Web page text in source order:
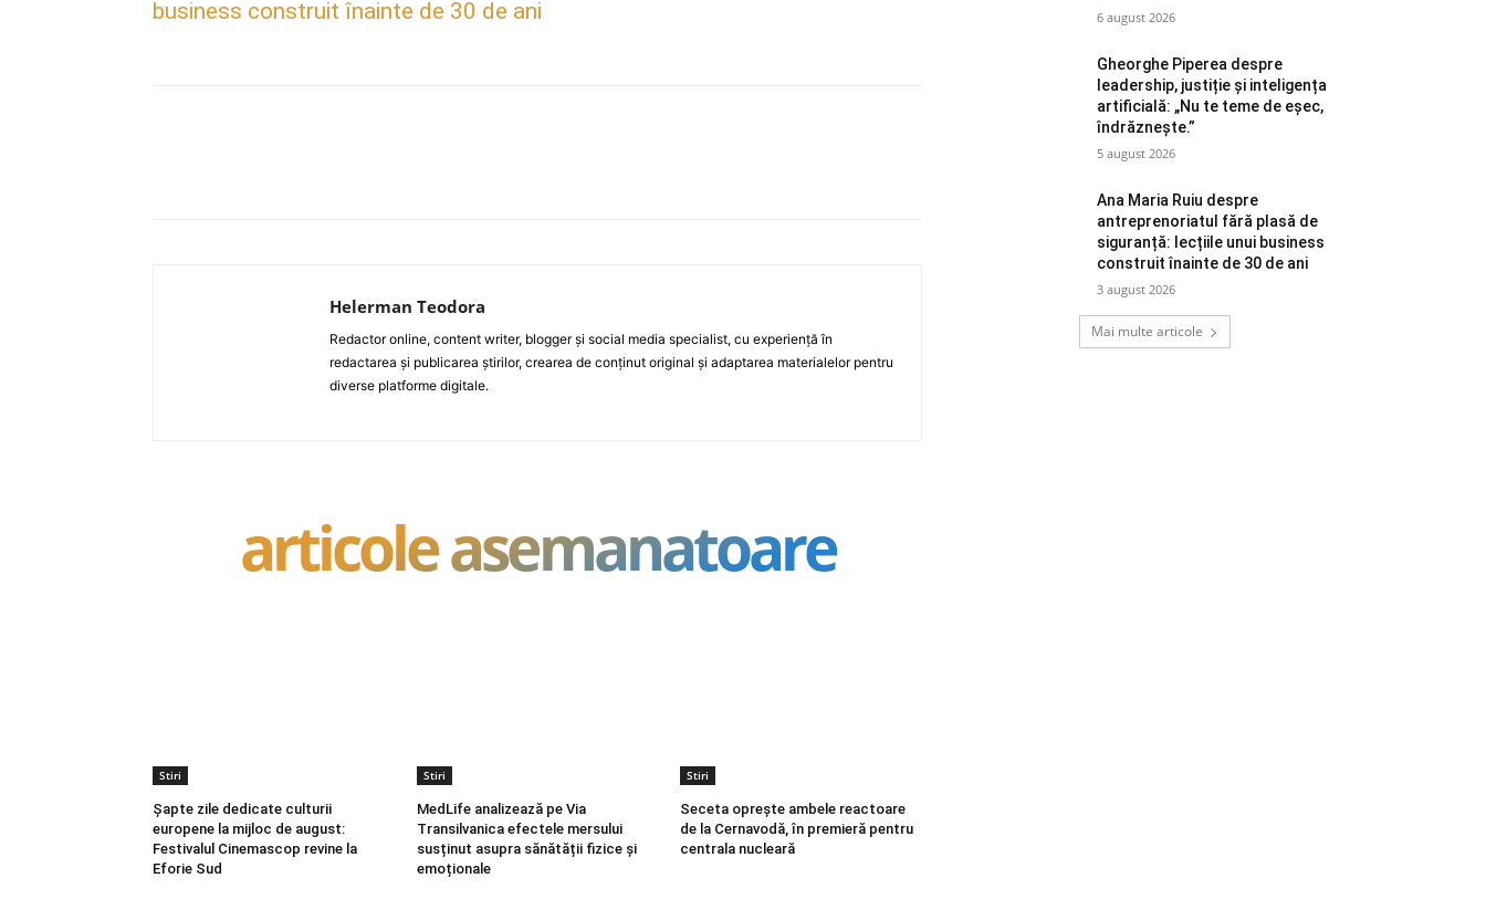
business construit înainte de 30 de ani
Helerman Teodora
Redactor online, content writer, blogger și social media specialist, cu experiență în
redactarea și publicarea știrilor, crearea de conținut original și adaptarea materialelor pentru
diverse platforme digitale.
articole asemanatoare
Stiri
Șapte zile dedicate culturii
europene la mijloc de august:
Festivalul Cinemascop revine la
Eforie Sud
Stiri
MedLife analizează pe Via
Transilvanica efectele mersului
susținut asupra sănătății fizice și
emoționale
Stiri
Seceta oprește ambele reactoare
de la Cernavodă, în premieră pentru
centrala nucleară
6 august 2026
Gheorghe Piperea despre
leadership, justiție și inteligența
artificială: „Nu te teme de eșec,
îndrăznește.”
5 august 2026
Ana Maria Ruiu despre
antreprenoriatul fără plasă de
siguranță: lecțiile unui business
construit înainte de 30 de ani
3 august 2026
Mai multe articole